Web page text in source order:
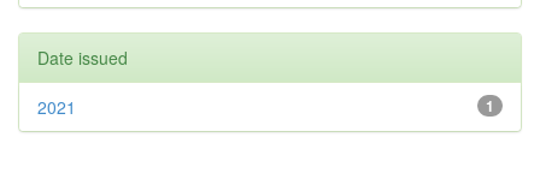
Date issued
1
2021